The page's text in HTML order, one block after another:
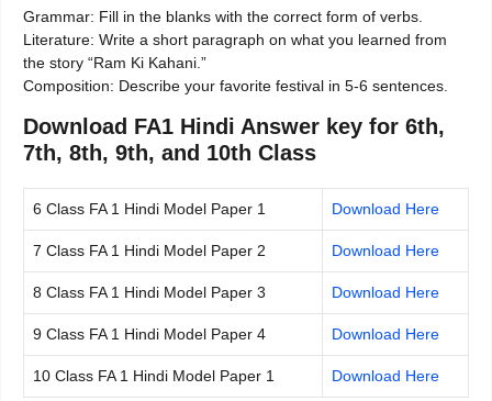
Grammar: Fill in the blanks with the correct form of verbs.
Literature: Write a short paragraph on what you learned from
the story “Ram Ki Kahani.”
Composition: Describe your favorite festival in 5-6 sentences.
Download FA1 Hindi Answer key for 6th,
7th, 8th, 9th, and 10th Class
6 Class FA 1 Hindi Model Paper 1 Download Here
7 Class FA 1 Hindi Model Paper 2 Download Here
8 Class FA 1 Hindi Model Paper 3 Download Here
9 Class FA 1 Hindi Model Paper 4 Download Here
10 Class FA 1 Hindi Model Paper 1 Download Here